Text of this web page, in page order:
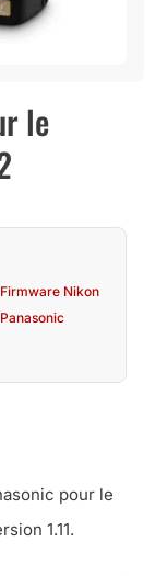
le
Firmware Nikon
Panasonic
pour le
1.11.